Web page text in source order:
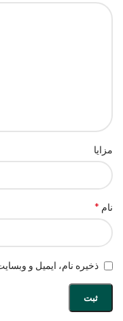
مزایا
نام *
ذخیره نام، ایمیل و